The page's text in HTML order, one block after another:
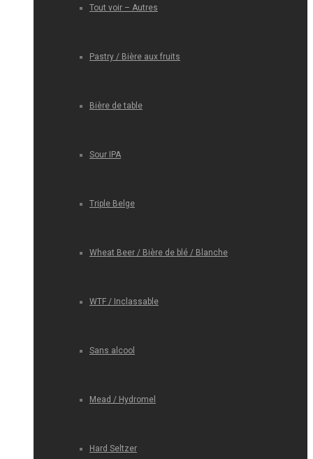
Tout voir – Autres
Pastry / Bière aux fruits
Bière de table
Sour IPA
Triple Belge
Wheat Beer / Bière de blé / Blanche
WTF / Inclassable
Sans alcool
Mead / Hydromel
Hard Seltzer